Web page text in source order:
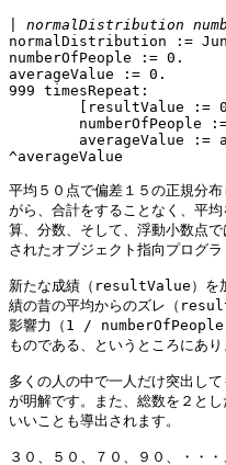
normalDistribution :=
numberOfPeople := 0.
averageValue := 0.
999 timesRepeat:
[resultValue :=
numberOfPeople
averageValue :=
^averageValue
平均５０点で偏差１５の正規分
がら、合計をすることなく、平
算、分数、そして、浮動小数点
されたオブジェクト指向プログラ
新たな成績（resultValue）を
績の昔の平均からのズレ（
影響力（1 / numberOfPeople
ものである、というところにあり
多くの人の中で一人だけ突出し
が明解です。また、総数を２と
いいことも導出されます。
３０、５０、７０、９０、・・